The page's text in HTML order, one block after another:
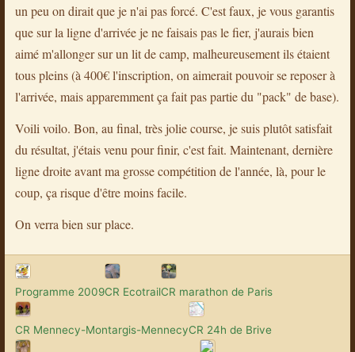
un peu on dirait que je n'ai pas forcé. C'est faux, je vous garantis
que sur la ligne d'arrivée je ne faisais pas le fier, j'aurais bien
aimé m'allonger sur un lit de camp, malheureusement ils étaient
tous pleins (à 400€ l'inscription, on aimerait pouvoir se reposer à
l'arrivée, mais apparemment ça fait pas partie du "pack" de base).
Voili voilo. Bon, au final, très jolie course, je suis plutôt satisfait
du résultat, j'étais venu pour finir, c'est fait. Maintenant, dernière
ligne droite avant ma grosse compétition de l'année, là, pour le
coup, ça risque d'être moins facile.
On verra bien sur place.
Programme 2009CR EcotrailCR marathon de Paris
CR Mennecy-Montargis-MennecyCR 24h de Brive